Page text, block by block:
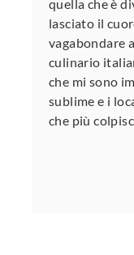
quella che è
lasciato il
vagabondare
culinario
che mi sono
sublime e i
che più